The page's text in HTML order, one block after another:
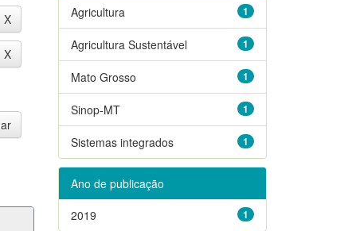
1
Agricultura
1
Agricultura Sustentável
1
Mato Grosso
1
Sinop-MT
1
Sistemas integrados
Ano de publicação
1
2019